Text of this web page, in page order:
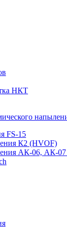
НКТ
FS-15
К2 (HVOF)
АК-06, АК-